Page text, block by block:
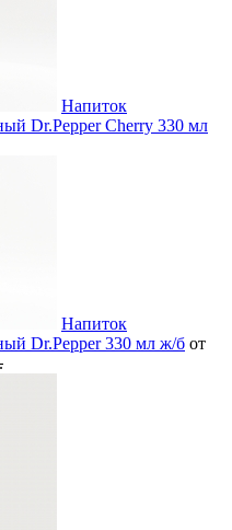
Напиток
Dr.Pepper Cherry 330 мл
Напиток
Dr.Pepper 330 мл ж/б от